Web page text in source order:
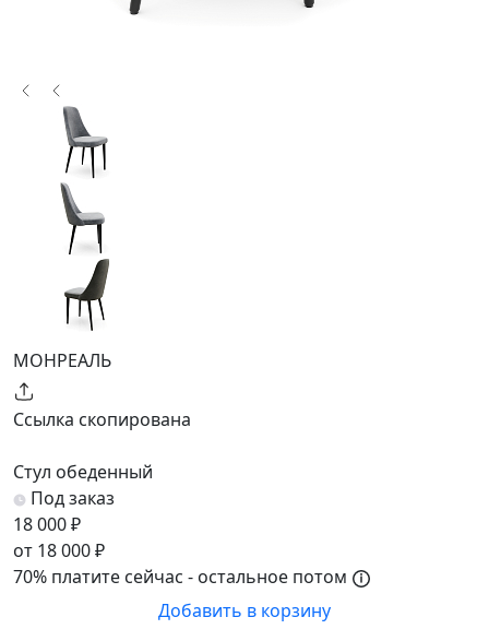
МОНРЕАЛЬ
Ссылка скопирована
Стул обеденный
Под заказ
18 000 ₽
от 18 000 ₽
70% платите сейчас - остальное потом
Добавить в корзину